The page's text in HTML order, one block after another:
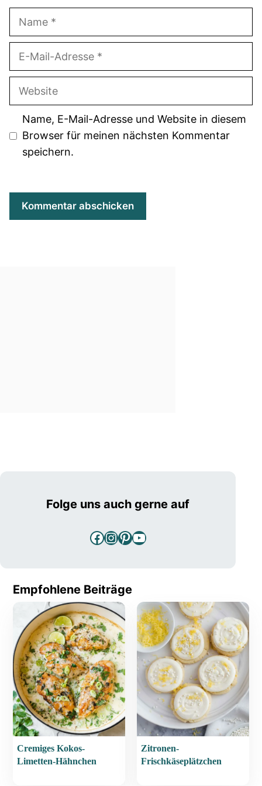
Name
E-
Website
Name, E-Mail-Adresse und Website in diesem
Browser für meinen nächsten Kommentar
speichern.
Folge uns auch gerne auf
Facebook
Instagram
Pinterest
YouTube
Empfohlene Beiträge
Cremiges Kokos-
Limetten-Hähnchen
Zitronen-
Frischkäseplätzchen